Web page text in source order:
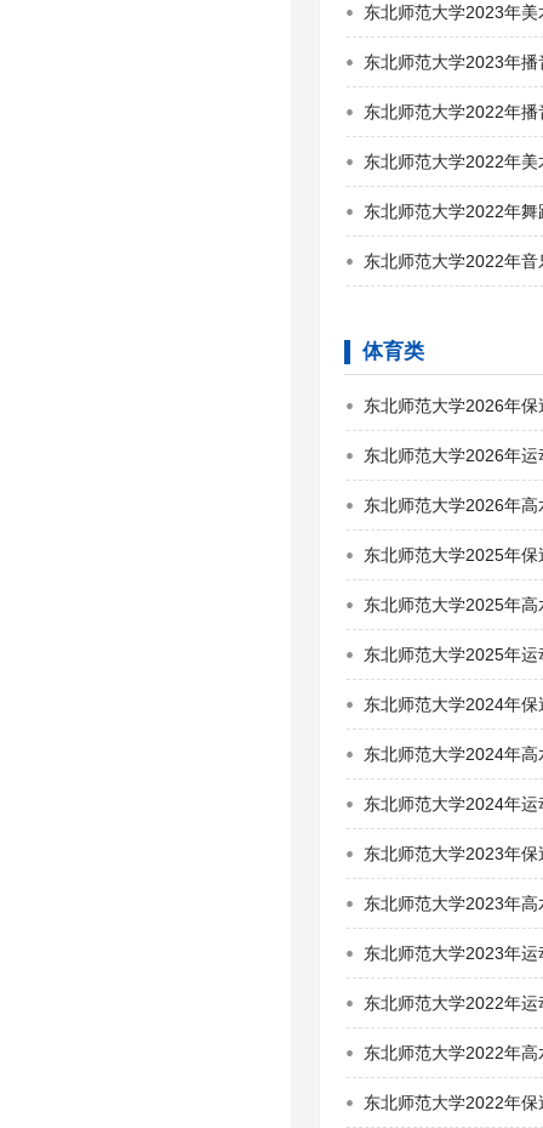
东北师范大学2023年
东北师范大学2023年
东北师范大学2022年
东北师范大学2022年
东北师范大学2022年
东北师范大学2022年
体育类
东北师范大学2026年
东北师范大学2026年
东北师范大学2026年
东北师范大学2025年
东北师范大学2025年
东北师范大学2025年
东北师范大学2024年
东北师范大学2024年
东北师范大学2024年
东北师范大学2023年
东北师范大学2023年
东北师范大学2023年
东北师范大学2022年
东北师范大学2022年
东北师范大学2022年